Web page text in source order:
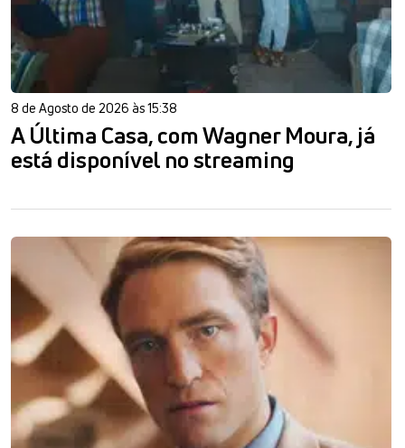
8 de Agosto de 2026 às 15:38
A Última Casa, com Wagner Moura, já
está disponível no streaming